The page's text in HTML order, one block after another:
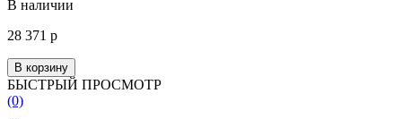
В наличии
28 371 р
В корзину
БЫСТРЫЙ ПРОСМОТР
(0)